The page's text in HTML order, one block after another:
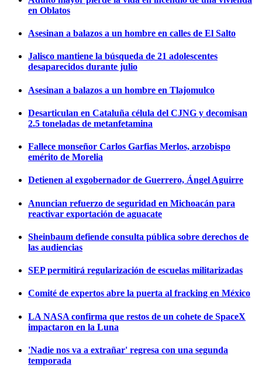
en Oblatos
Asesinan a balazos a un hombre en calles de El Salto
Jalisco mantiene la búsqueda de 21 adolescentes
desaparecidos durante julio
Asesinan a balazos a un hombre en Tlajomulco
Desarticulan en Cataluña célula del CJNG y decomisan
2.5 toneladas de metanfetamina
Fallece monseñor Carlos Garfias Merlos, arzobispo
emérito de Morelia
Detienen al exgobernador de Guerrero, Ángel Aguirre
Anuncian refuerzo de seguridad en Michoacán para
reactivar exportación de aguacate
Sheinbaum defiende consulta pública sobre derechos de
las audiencias
SEP permitirá regularización de escuelas militarizadas
Comité de expertos abre la puerta al fracking en México
LA NASA confirma que restos de un cohete de SpaceX
impactaron en la Luna
'Nadie nos va a extrañar' regresa con una segunda
temporada